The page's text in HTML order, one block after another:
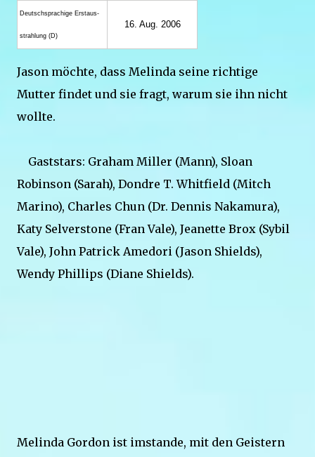
Deutsch­sprachige Erstaus­
strahlung (D)
16. Aug. 2006
Jason möchte, dass Melinda seine richtige
Mutter findet und sie fragt, warum sie ihn nicht
wollte.
Gaststars: Graham Miller (Mann), Sloan
Robinson (Sarah), Dondre T. Whitfield (Mitch
Marino), Charles Chun (Dr. Dennis Nakamura),
Katy Selverstone (Fran Vale), Jeanette Brox (Sybil
Vale), John Patrick Amedori (Jason Shields),
Wendy Phillips (Diane Shields).
Melinda Gordon ist imstande, mit den Geistern